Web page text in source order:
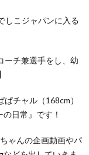
しこジャパンに入る
ーチ兼選手をし、幼
チャル（168cm）
日常』です！
ゃんの企画動画やパ